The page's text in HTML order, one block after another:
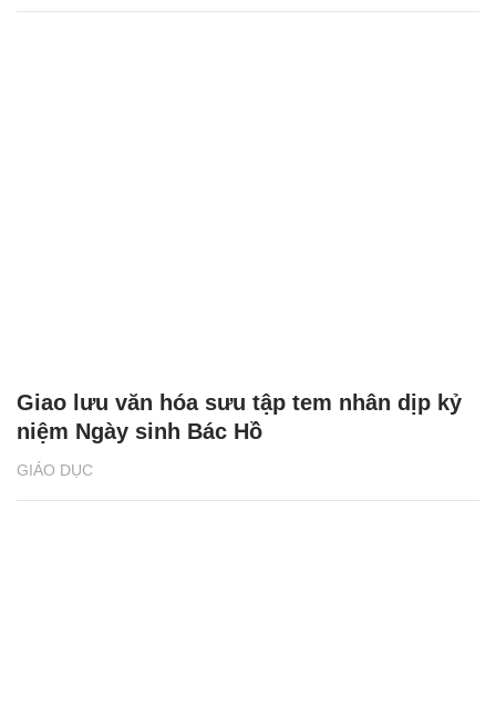
GIÁO DỤC
Giao lưu văn hóa sưu tập tem nhân dịp kỷ
niệm Ngày sinh Bác Hồ